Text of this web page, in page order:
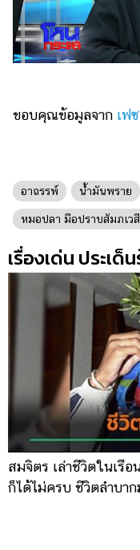
ขอบคุณข้อมูลจาก เฟ
อาถรรพ์ น้ำมันพราย
หมอปลา มือปราบสัมภเวสี
เรื่องเด่น ประเด็
สมจิตร เล่าชีวิตในเรื
ก็ได้ไม่ครบ ชีวิตลำบาก